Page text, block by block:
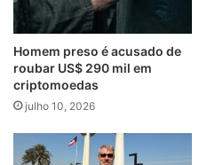
Homem preso é acusado de
roubar US$ 290 mil em
criptomoedas
julho 10, 2026